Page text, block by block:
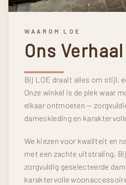
WAAROM LOE
Ons Verhaal
Bij LOE draait alles om stijl,
Onze winkel is de plek waar
elkaar ontmoeten —
dameskleding en
We kiezen voor kwaliteit en
met een zachte uitstraling.
zorgvuldig geselecteerde
karaktervolle